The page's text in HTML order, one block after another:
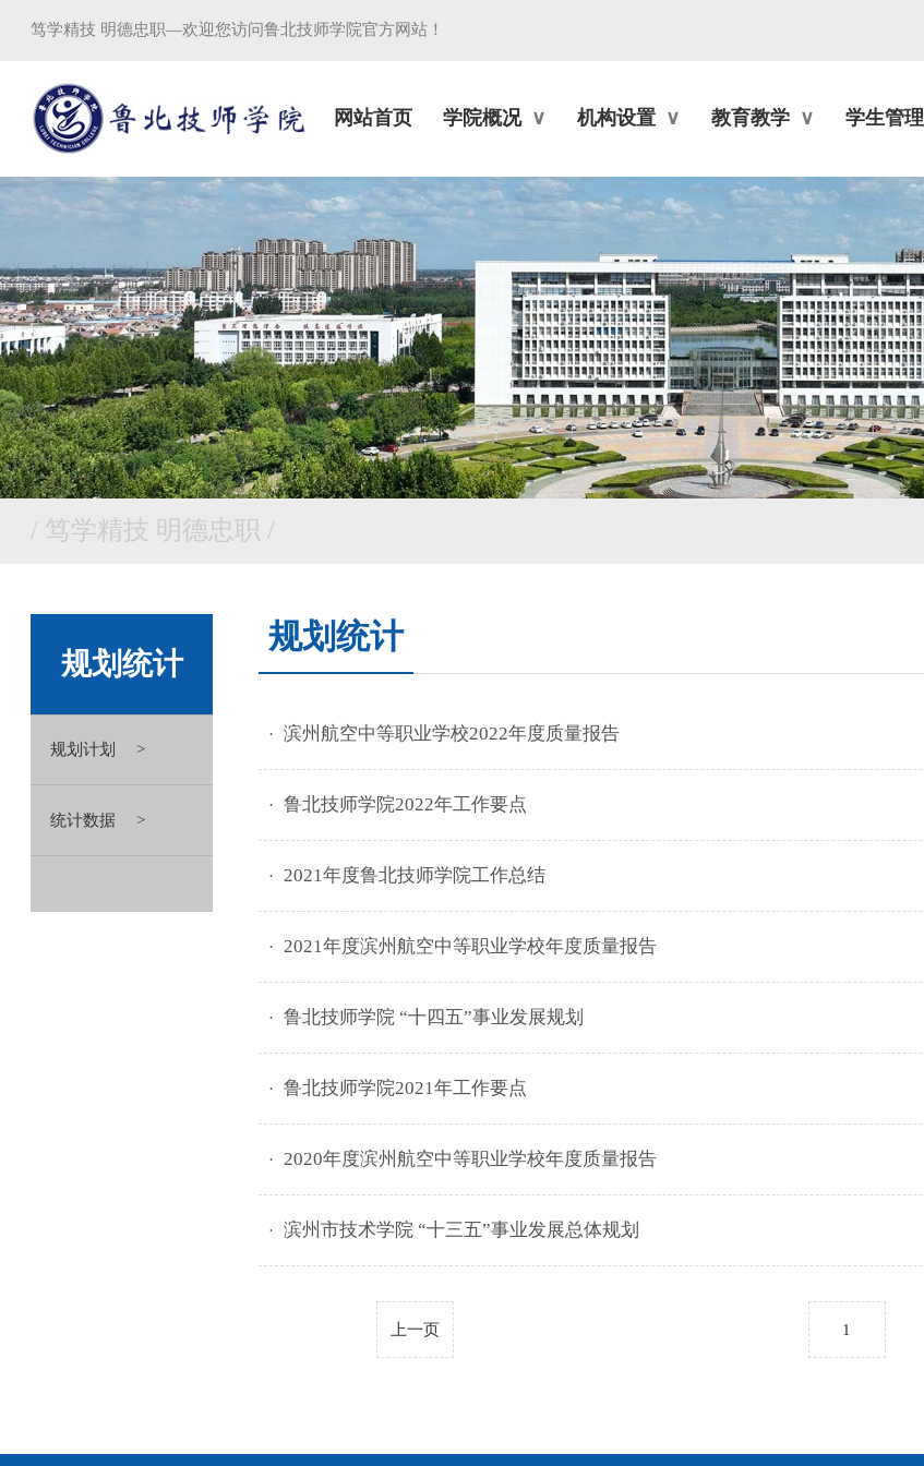
笃学精技 明德忠职—欢迎您访问鲁北技师学院官方网站！
网站首页 学院概况 机构设置 教育教学 学生管理
/ 笃学精技 明德忠职 /
规划统计
规划计划
统计数据
规划统计
滨州航空中等职业学校2022年度质量报告
鲁北技师学院2022年工作要点
2021年度鲁北技师学院工作总结
2021年度滨州航空中等职业学校年度质量报告
鲁北技师学院 “十四五”事业发展规划
鲁北技师学院2021年工作要点
2020年度滨州航空中等职业学校年度质量报告
滨州市技术学院 “十三五”事业发展总体规划
上一页 1